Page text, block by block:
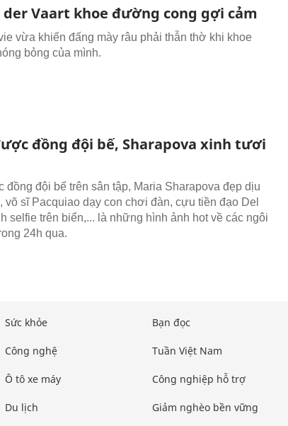
der Vaart khoe đường cong gợi cảm
vừa khiến đấng mày râu phải thẫn thờ khi khoe
bỏng của mình.
đồng đội bế, Sharapova xinh tươi
đồng đội bế trên sân tập, Maria Sharapova đẹp dịu
võ sĩ Pacquiao dạy con chơi đàn, cựu tiền đạo Del
selfie trên biển,... là những hình ảnh hot về các ngôi
24h qua.
Sức khỏe
Công nghệ
Ô tô xe máy
Du lịch
Bạn đọc
Tuần Việt Nam
Công nghiệp hỗ trợ
Giảm nghèo bền vững